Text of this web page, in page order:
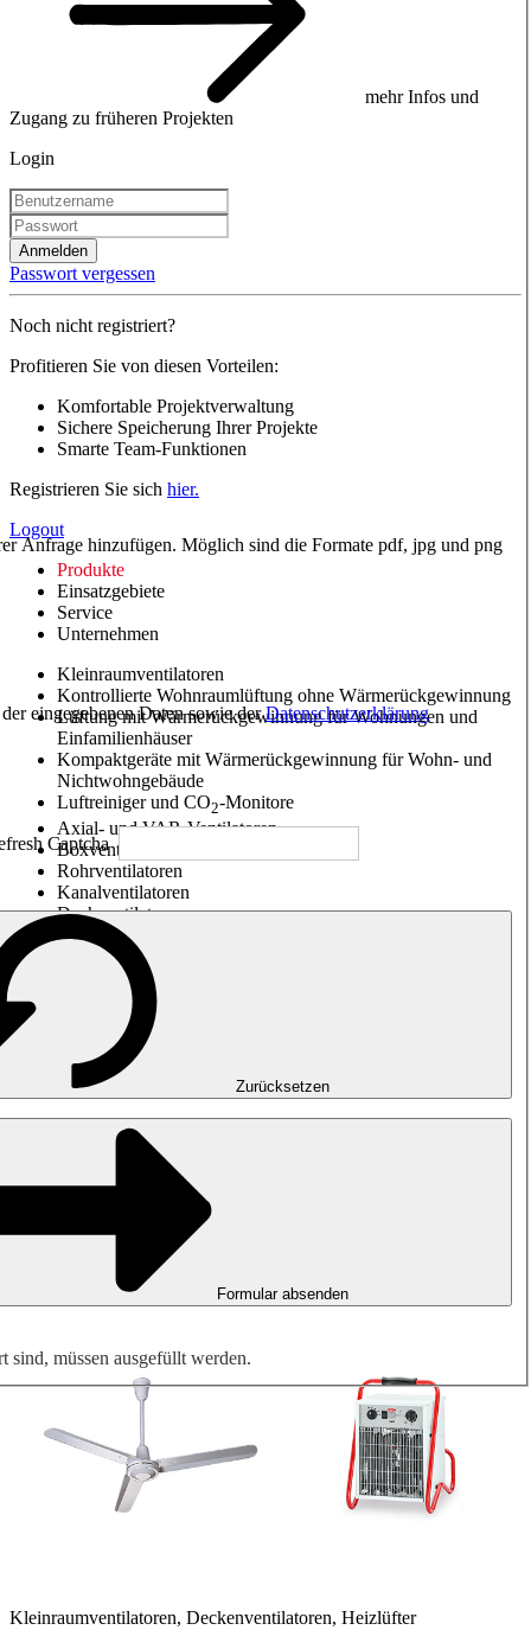
mehr Infos und
Zugang zu früheren Projekten
Login
Anmelden
Passwort vergessen
Noch nicht registriert?
Profitieren Sie von diesen Vorteilen:
Komfortable Projektverwaltung
Sichere Speicherung Ihrer Projekte
Smarte Team-Funktionen
Registrieren Sie sich hier.
Logout
Produkte
Einsatzgebiete
Service
Unternehmen
Kleinraumventilatoren
Kontrollierte Wohnraumlüftung ohne Wärmerückgewinnung
Lüftung mit Wärmerückgewinnung für Wohnungen und
Einfamilienhäuser
Kompaktgeräte mit Wärmerückgewinnung für Wohn- und
Nichtwohngebäude
Luftreiniger und CO2-Monitore
Axial- und VAR-Ventilatoren
Boxventilatoren
Rohrventilatoren
Kanalventilatoren
Dachventilatoren
Entrauchung, Rauchfreihaltung und Garagenlüftung
Impulsventilatoren
Explosionsgeschützte Ventilatoren
Messen. Steuern. Regeln.
Luftbehandlung
Mechanisches Zubehör
Kleinraumventilatoren, Deckenventilatoren, Heizlüfter
Anfrage hinzufügen. Möglich sind die Formate pdf, jpg und png
eingegebenen Daten sowie derDatenschutzerklärung
Zurücksetzen
Formular absenden
sind, müssen ausgefüllt werden.